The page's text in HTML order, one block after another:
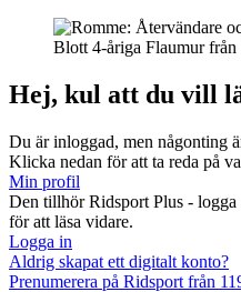
Blott 4-åriga Flaumur
Hej, kul att du vill
Du är inloggad, men någonting
Klicka nedan för att ta reda på
Min profil
Den tillhör Ridsport Plus -
för att läsa vidare.
Logga in
Aldrig skapat ett digitalt konto?
Prenumerera på Ridsport från